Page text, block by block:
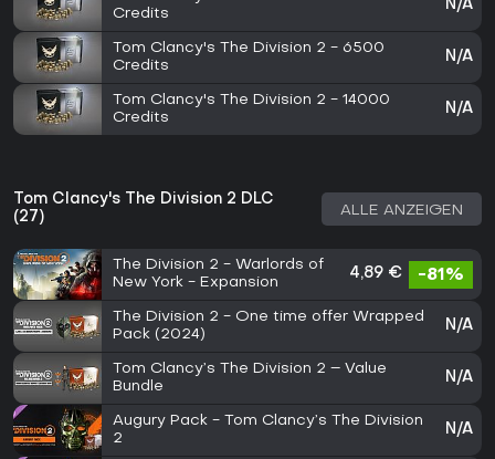
Credits
N/A
Tom Clancy's The Division 2 - 6500
Credits
N/A
Tom Clancy's The Division 2 - 14000
Credits
N/A
Tom Clancy's The Division 2 DLC
(27)
ALLE ANZEIGEN
The Division 2 - Warlords of
New York - Expansion
4,89 € -81%
The Division 2 - One time offer Wrapped
Pack (2024)
N/A
Tom Clancy’s The Division 2 – Value
Bundle
N/A
Augury Pack - Tom Clancy’s The Division
2
N/A